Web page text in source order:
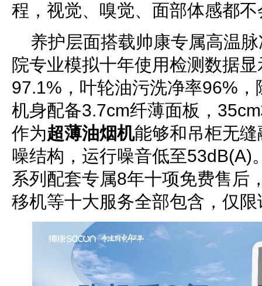
程，视觉、嗅觉、面部体感都
养护层面搭载帅康专属高温
院专业模拟十年使用检测数据
97.1%，叶轮油污洗净率96%
机身配备3.7cm纤薄面板，
作为超薄油烟机能够和吊柜无
噪结构，运行噪音低至53dB(A)
系列配套专属8年十项免费售后
移机等十大服务全部包含，仅